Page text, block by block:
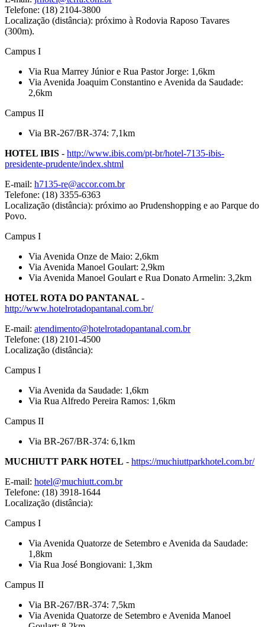
Telefone: (18) 2104-3800
Localização (distância): próximo à Rodovia Raposo Tavares
(300m).
Campus I
Via Rua Marrey Júnior e Rua Pastor Jorge: 1,6km
Via Avenida Joaquim Constantino e Avenida da Saudade:
2,6km
Campus II
Via BR-267/BR-374: 7,1km
HOTEL IBIS - http://www.ibis.com/pt-br/hotel-7135-ibis-
presidente-prudente/index.shtml
E-mail: h7135-re@accor.com.br
Telefone: (18) 3355-6363
Localização (distância): próximo ao Prudenshopping e ao Parque do
Povo.
Campus I
Via Avenida Onze de Maio: 2,6km
Via Avenida Manoel Goulart: 2,9km
Via Avenida Manoel Goulart e Rua Donato Armelin: 3,2km
HOTEL ROTA DO PANTANAL -
http://www.hotelrotadopantanal.com.br/
E-mail: atendimento@hotelrotadopantanal.com.br
Telefone: (18) 2101-4500
Localização (distância):
Campus I
Via Avenida da Saudade: 1,6km
Via Rua Alfredo Pereira Ramos: 1,6km
Campus II
Via BR-267/BR-374: 6,1km
MUCHIUTT PARK HOTEL - https://muchiuttparkhotel.com.br/
E-mail: hotel@muchiutt.com.br
Telefone: (18) 3918-1644
Localização (distância):
Campus I
Via Avenida Quatorze de Setembro e Avenida da Saudade:
1,8km
Via Rua José Bongiovani: 1,3km
Campus II
Via BR-267/BR-374: 7,5km
Via Avenida Quatorze de Setembro e Avenida Manoel